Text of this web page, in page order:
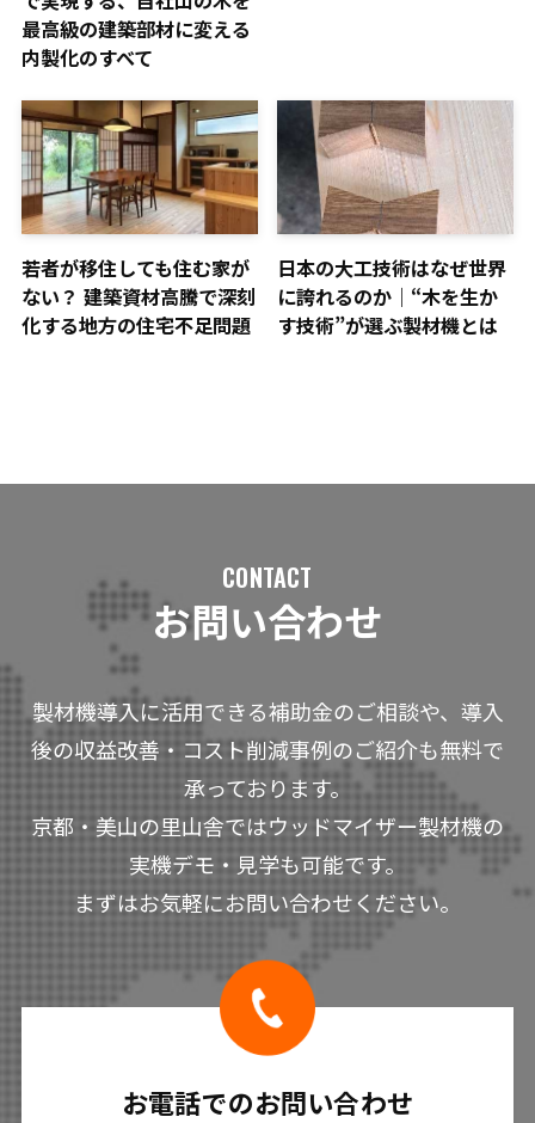
最高級の建築部材に変える
内製化のすべて
若者が移住しても住む家が
ない？ 建築資材高騰で深刻
化する地方の住宅不足問題
日本の大工技術はなぜ世界
に誇れるのか｜“木を生か
す技術”が選ぶ製材機とは
CONTACT
お問い合わせ
製材機導入に活用できる補助金のご相談や、導入
後の収益改善・コスト削減事例のご紹介も無料で
承っております。
京都・美山の里山舎ではウッドマイザー製材機の
実機デモ・見学も可能です。
まずはお気軽にお問い合わせください。
お電話でのお問い合わせ